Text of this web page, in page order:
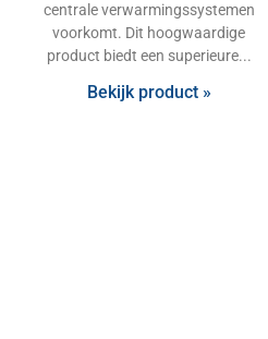
centrale verwarmingssystemen
voorkomt. Dit hoogwaardige
product biedt een superieure
Bekijk product »